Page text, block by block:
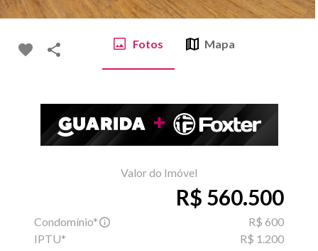
Fotos Mapa
Valor do Imóvel
R$ 560.500
Condomínio*
R$ 600
IPTU*
R$ 1.200